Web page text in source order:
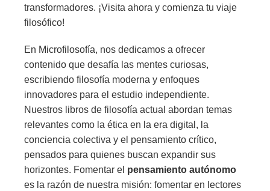
transformadores. ¡Visita ahora y comienza tu viaje
filosófico!
En Microfilosofía, nos dedicamos a ofrecer
contenido que desafía las mentes curiosas,
escribiendo filosofía moderna y enfoques
innovadores para el estudio independiente.
Nuestros libros de filosofía actual abordan temas
relevantes como la ética en la era digital, la
conciencia colectiva y el pensamiento crítico,
pensados para quienes buscan expandir sus
horizontes. Fomentar el pensamiento autónomo
es la razón de nuestra misión: fomentar en lectores